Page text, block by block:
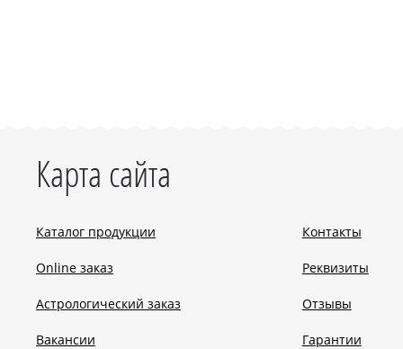
Карта сайта
Каталог продукции
Online заказ
Астрологический заказ
Вакансии
Контакты
Реквизиты
Отзывы
Гарантии